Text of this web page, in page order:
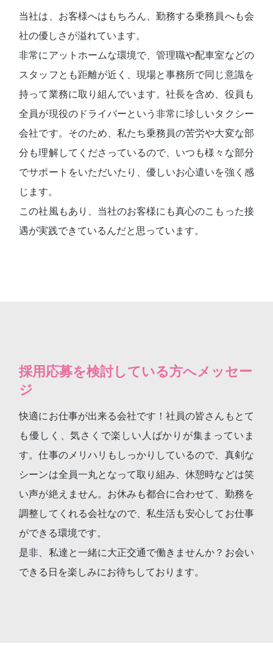
当社は、お客様へはもちろん、勤務する乗務員へも会
社の優しさが溢れています。
非常にアットホームな環境で、管理職や配車室などの
スタッフとも距離が近く、現場と事務所で同じ意識を
持って業務に取り組んでいます。社長を含め、役員も
全員が現役のドライバーという非常に珍しいタクシー
会社です。そのため、私たち乗務員の苦労や大変な部
分も理解してくださっているので、いつも様々な部分
でサポートをいただいたり、優しいお心遣いを強く感
じます。
この社風もあり、当社のお客様にも真心のこもった接
遇が実践できているんだと思っています。
採用応募を検討している方へメッセー
ジ
快適にお仕事が出来る会社です！社員の皆さんもとて
も優しく、気さくで楽しい人ばかりが集まっていま
す。仕事のメリハリもしっかりしているので、真剣な
シーンは全員一丸となって取り組み、休憩時などは笑
い声が絶えません。お休みも都合に合わせて、勤務を
調整してくれる会社なので、私生活も安心してお仕事
ができる環境です。
是非、私達と一緒に大正交通で働きませんか？お会い
できる日を楽しみにお待ちしております。